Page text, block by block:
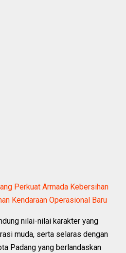
Perkuat Armada Kebersihan
Kendaraan Operasional Baru
nilai-nilai karakter yang
muda, serta selaras dengan
Padang yang berlandaskan